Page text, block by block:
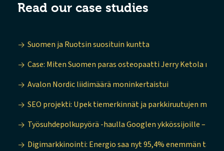
Read our case studies
Suomen ja Ruotsin suosituin kuntta
Case: Miten Suomen paras osteopaatti Jerry Ketola
Avalon Nordic liidimäärä moninkertaistui
SEO projekti: Upek tiemerkinnät ja parkkiruutujen
Työsuhdepolkupyörä -haulla Googlen ykkössijoille –
Digimarkkinointi: Energio saa nyt 95,4% enemmän